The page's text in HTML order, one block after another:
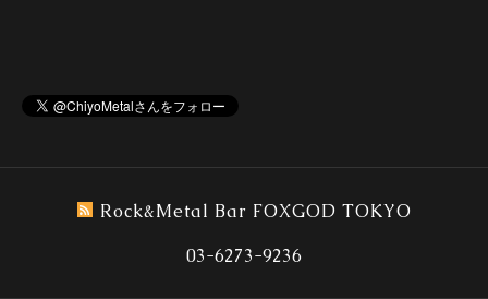
Rock&Metal Bar FOXGOD TOKYO
03-6273-9236